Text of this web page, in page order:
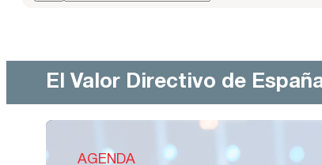
El Valor Directivo de
AGENDA